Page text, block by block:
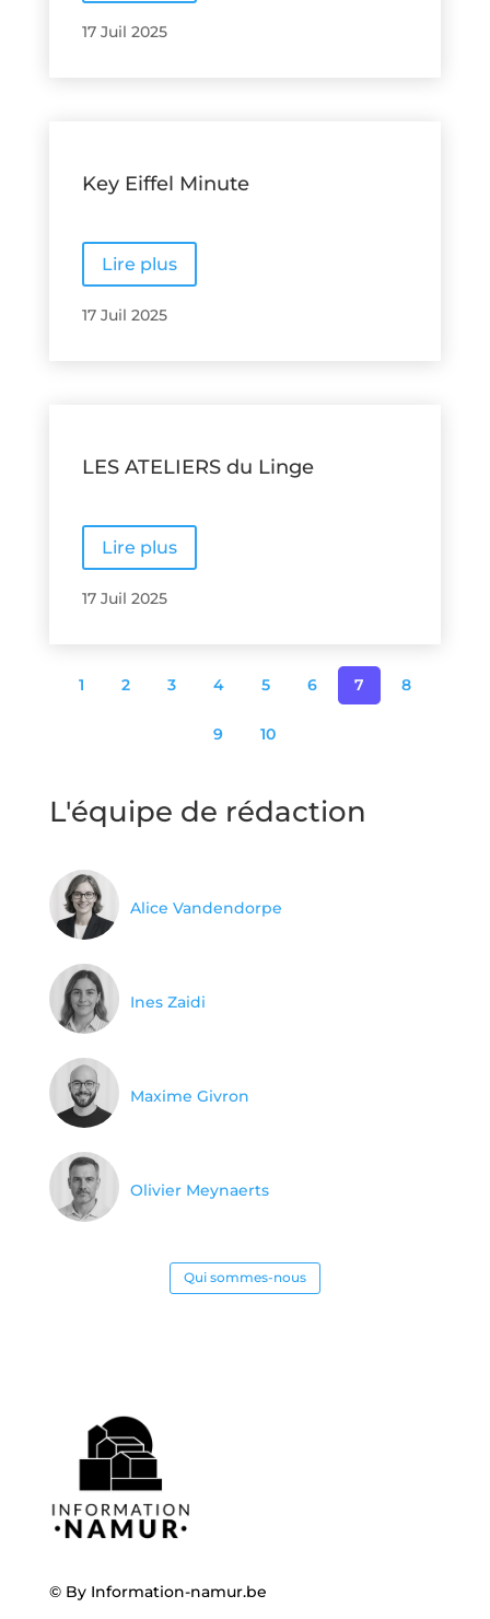
17 Juil 2025
Key Eiffel Minute
Lire plus
17 Juil 2025
LES ATELIERS du Linge
Lire plus
17 Juil 2025
1 2 3 4 5 6 7 8
9 10
L'équipe de rédaction
Alice Vandendorpe
Ines Zaidi
Maxime Givron
Olivier Meynaerts
Qui sommes-nous
© By Information-namur.be